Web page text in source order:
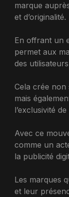
marque
et d’originalité.
En offrant un
permet aux
des
Cela crée non
mais
l’exclusivité de
Avec ce
comme un
la publicité
Les marques
et leur